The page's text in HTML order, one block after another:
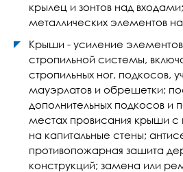
крылец и зонтов над
металлических элементов
Крыши - усиление
стропильной системы,
стропильных ног, подкосов,
мауэрлатов и обрешетки;
дополнительных подкосов и
местах провисания крыши с
на капитальные стены;
противопожарная зашита
конструкций; замена или